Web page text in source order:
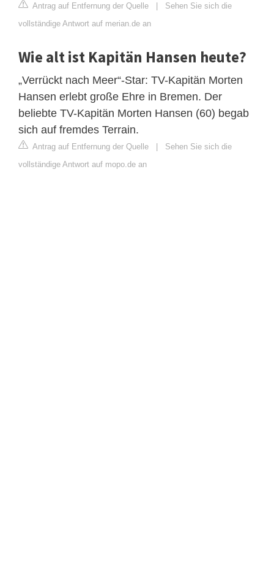
Antrag auf Entfernung der Quelle | Sehen Sie sich die
vollständige Antwort auf merian.de an
Wie alt ist Kapitän Hansen heute?
„Verrückt nach Meer“-Star: TV-Kapitän Morten
Hansen erlebt große Ehre in Bremen. Der
beliebte TV-Kapitän Morten Hansen (60) begab
sich auf fremdes Terrain.
Antrag auf Entfernung der Quelle | Sehen Sie sich die
vollständige Antwort auf mopo.de an